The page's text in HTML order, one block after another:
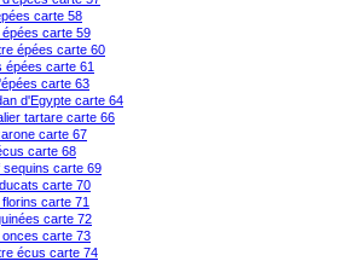
carte 58
épées carte 59
épées carte 60
épées carte 61
carte 63
d'Egypte carte 64
tartare carte 66
carte 67
carte 68
sequins carte 69
carte 70
carte 71
carte 72
onces carte 73
écus carte 74